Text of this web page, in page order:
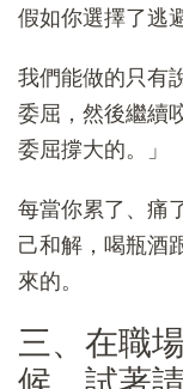
假如你選擇了逃
我們能做的只有
委屈，然後繼續
委屈撐大的。」
每當你累了、痛
己和解，喝瓶酒
來的。
三、在職